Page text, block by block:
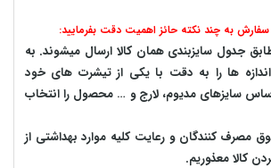
سفارش به چند نکته حائز اهمیت دقت بفرمایید:
جدول سایزبندی همان کالا ارسال میشوند. به
ها را به دقت با یکی از تیشرت های خود
اساس سایزهای مدیوم، لارج و … محصول را انتخاب
مصرف کنندگان و رعایت کلیه موارد بهداشتی از
کالا معذوریم.